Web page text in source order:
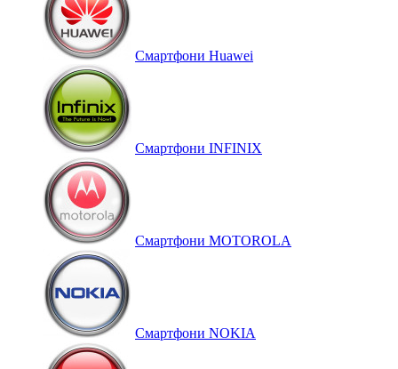
Смартфони Huawei
Смартфони INFINIX
Смартфони MOTOROLA
Смартфони NOKIA